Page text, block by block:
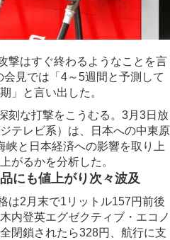
撃はすぐ終わるようなことを言
見では「4～5週間と予測して
」と言い出した。
刻な打撃をこうむる。3月3日放
テレビ系）は、日本への中東原
峡と日本経済への影響を取り上
がるかを分析した。
にも値上がり次々波及
は2月末で1リットル157円前後
内登英エグゼクティブ・エコノ
閉鎖されたら328円、航行に支